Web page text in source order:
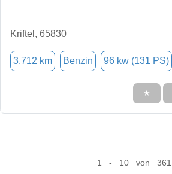
Kriftel, 65830
3.712 km Benzin 96 kw (131 PS)
★
1 - 10 von 361